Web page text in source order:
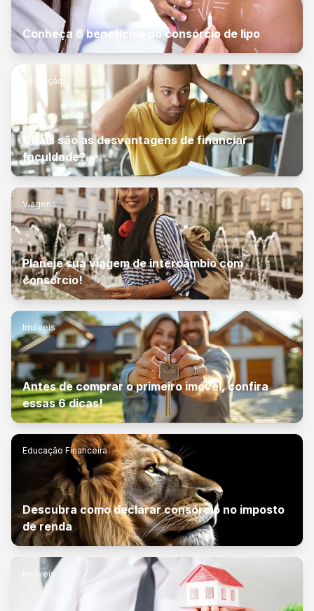
Conheça 6 benefícios do consórcio de lipo
Educação
Quais são as desvantagens de financiar
faculdade?
Viagens
Planeje sua viagem de intercâmbio com
consórcio!
Imóveis
Antes de comprar o primeiro imóvel, confira
essas 6 dicas!
Educação Financeira
Descubra como declarar consórcio no imposto
de renda
Imóveis